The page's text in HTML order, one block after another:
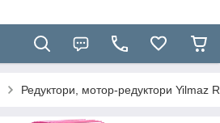
Редуктори, мотор-редуктори Yilmaz